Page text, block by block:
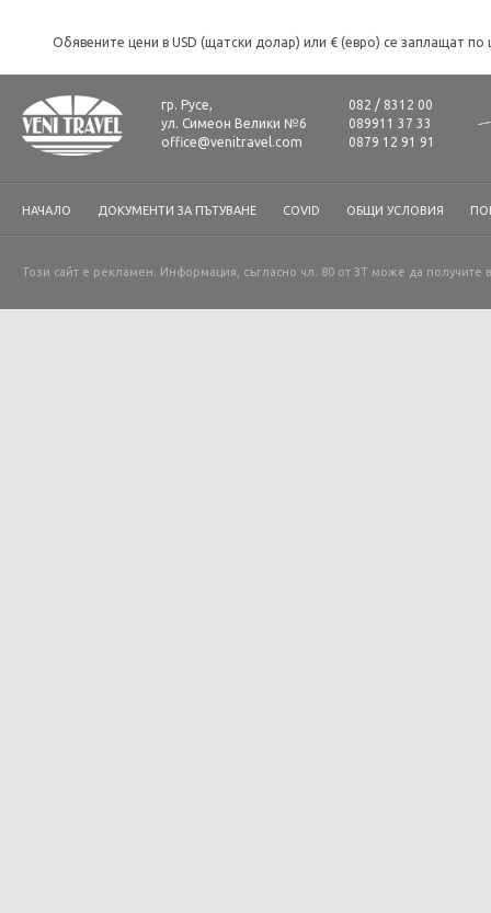
Обявените цени в USD (щатски долар) или € (евро) се заплащат
гр. Русе,
ул. Симеон Велики №6
office@venitravel.com
082 / 8312 00
089911 37 33
0879 12 91 91
НАЧАЛО ДОКУМЕНТИ ЗА ПЪТУВАНЕ COVID ОБЩИ УСЛОВИЯ
Този сайт е рекламен. Информация, съгласно чл. 80 от ЗТ може да получите